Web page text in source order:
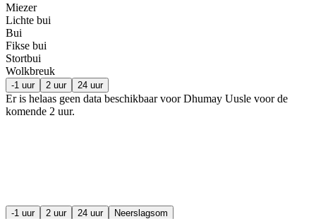
Miezer
Lichte bui
Bui
Fikse bui
Stortbui
Wolkbreuk
-1 uur 2 uur 24 uur
Er is helaas geen data beschikbaar voor Dhumay Uusle voor de
komende 2 uur.
-1 uur 2 uur 24 uur Neerslagsom